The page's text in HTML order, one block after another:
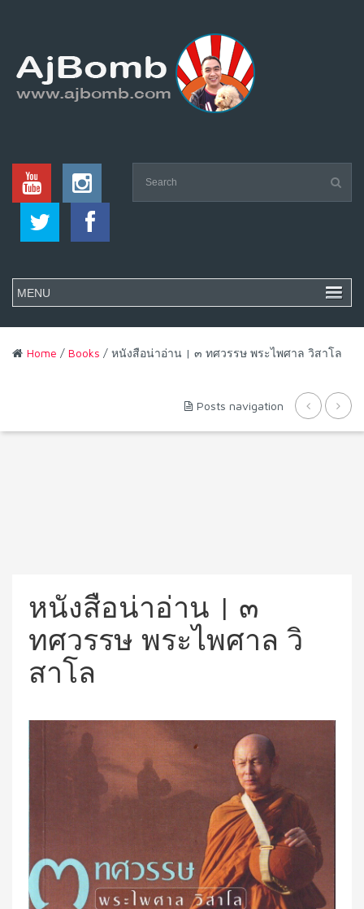
Home / Books / หนังสือน่าอ่าน | ๓ ทศวรรษ พระไพศาล วิสาโล
Posts navigation
หนังสือน่าอ่าน | ๓
ทศวรรษ พระไพศาล วิ
สาโล